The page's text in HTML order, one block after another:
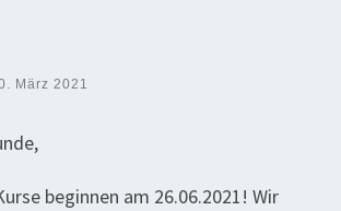
März 2021
beginnen am 26.06.2021! Wir